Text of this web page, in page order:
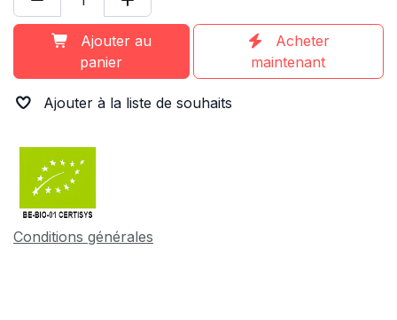
Ajouter au
panier
Acheter
maintenant
Ajouter à la liste de souhaits
Conditions générales